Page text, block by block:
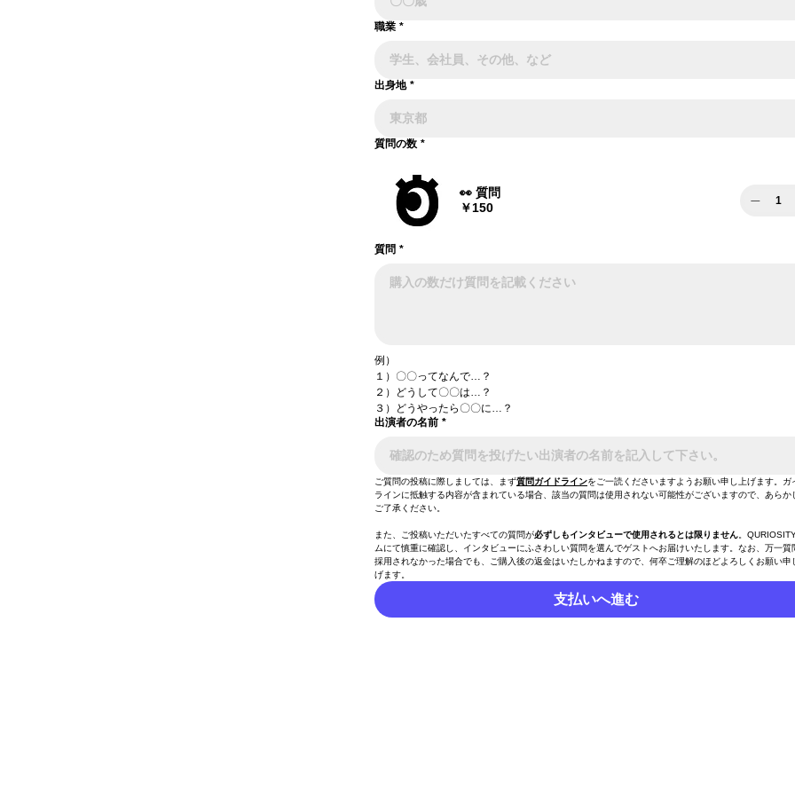
職業 *
出身地 *
質問の数 *
👀 質問
￥150
質問 *
例）
１）〇〇ってなんで…？
２）どうして〇〇は…？
３）どうやったら〇〇に…？
出演者の名前 *
ご質問の投稿に際しましては、まず質問ガイドラインをご一読くださいますようお願い申し上げます。ガ
ラインに抵触する内容が含まれている場合、該当の質問は使用されない可能性がございますので、あらか
ご了承ください。
また、ご投稿いただいたすべての質問が必ずしもインタビューで使用されるとは限りません。
ムにて慎重に確認し、インタビューにふさわしい質問を選んでゲストへお届けいたします。なお、万一質
採用されなかった場合でも、ご購入後の返金はいたしかねますので、何卒ご理解のほどよろしくお願い申
げます。
支払いへ進む